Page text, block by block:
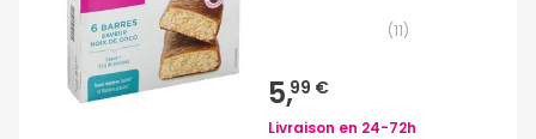
(11)
5,99 €
Livraison en 24-72h